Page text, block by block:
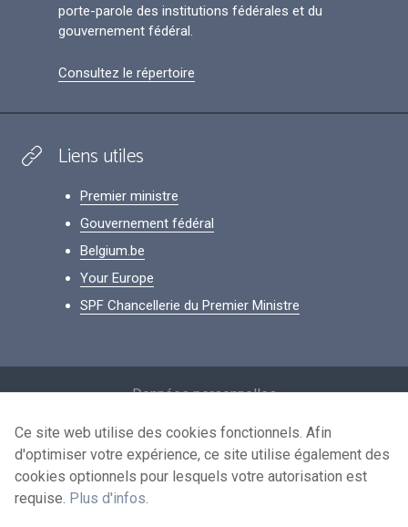
porte-parole des institutions fédérales et du
gouvernement fédéral.
Consultez le répertoire
Liens utiles
Premier ministre
Gouvernement fédéral
Belgium.be
Your Europe
SPF Chancellerie du Premier Ministre
Données personnelles
Conditions de réutilisation
Contactez-nous
Ce site web utilise des cookies fonctionnels. Afin
d'optimiser votre expérience, ce site utilise également des
cookies optionnels pour lesquels votre autorisation est
requise. Plus d'infos.